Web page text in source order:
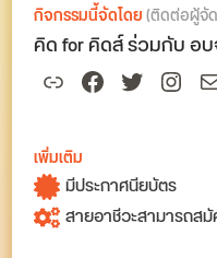
กิจกรรมนี้จัดโดย(ติดต่อผู้จั
คิด for คิดส์ ร่วมกับ อ
LinkFacebook
Twitter
เพิ่มเติม
มีประกาศนียบัตร
สายอาชีวะสามารถสมั